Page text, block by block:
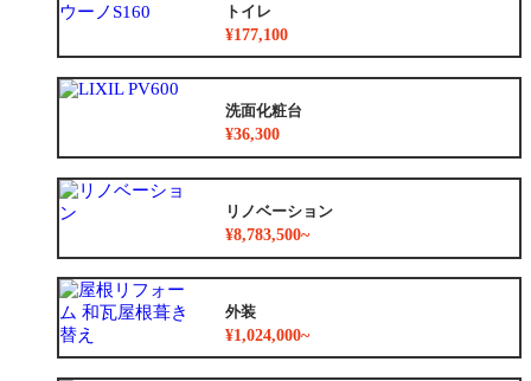
トイレ
¥177,100
洗面化粧台
¥36,300
リノベーション
¥8,783,500~
外装
¥1,024,000~